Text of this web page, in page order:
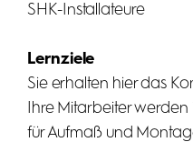
SHK-Installateure
Lernziele
Sie erhalten hier das
Ihre Mitarbeiter
für Aufmaß und